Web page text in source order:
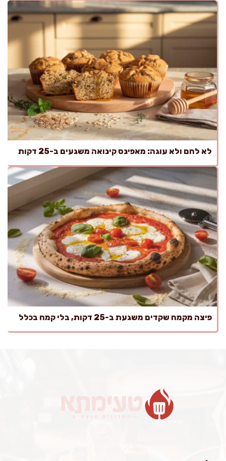
לא לחם ולא עוגה: מאפינס קינואה משגעים ב-25 דקות
פיצה מקמח שקדים משגעת ב-25 דקות, בלי קמח בכלל